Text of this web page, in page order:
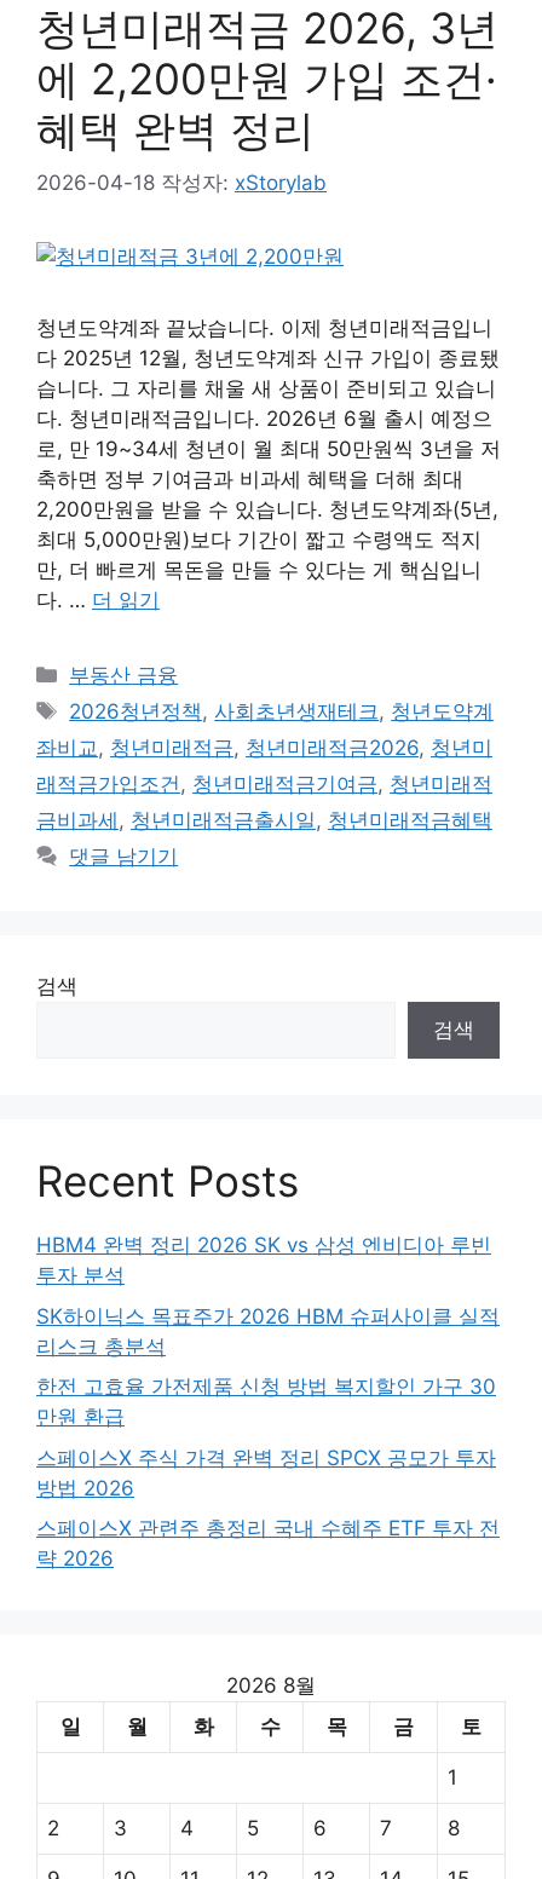
청년미래적금 2026, 3년
에 2,200만원 가입 조건·
혜택 완벽 정리
2026-04-18 작성자: xStorylab
청년도약계좌 끝났습니다. 이제 청년미래적금입니
다 2025년 12월, 청년도약계좌 신규 가입이 종료됐
습니다. 그 자리를 채울 새 상품이 준비되고 있습니
다. 청년미래적금입니다. 2026년 6월 출시 예정으
로, 만 19~34세 청년이 월 최대 50만원씩 3년을 저
축하면 정부 기여금과 비과세 혜택을 더해 최대
2,200만원을 받을 수 있습니다. 청년도약계좌(5년,
최대 5,000만원)보다 기간이 짧고 수령액도 적지
만, 더 빠르게 목돈을 만들 수 있다는 게 핵심입니
다. … 더 읽기
카
테
리
부동산 금융
태
그
2026청년정책,사회초년생재테크, 청년도약계
좌비교, 청년미래적금, 청년미래적금2026, 청년미
래적금가입조건, 청년미래적금기여금, 청년미래적
금비과세 , 청년미래적금출시일, 청년미래적금혜택
댓글 남기기
검색
검색
Recent Posts
HBM4 완벽 정리 2026 SK vs 삼성 엔비디아 루빈
투자 분석
SK하이닉스 목표주가 2026 HBM 슈퍼사이클 실적
리스크 총분석
한전 고효율 가전제품 신청 방법 복지할인 가구 30
만원 환급
스페이스X 주식 가격 완벽 정리 SPCX 공모가 투자
방법 2026
스페이스X 관련주 총정리 국내 수혜주 ETF 투자 전
략 2026
2026 8월
일
월 화 수 목 금 토
1
2 3 4 5 6 7 8